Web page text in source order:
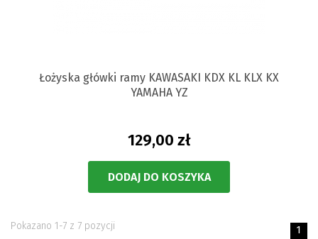
Łożyska główki ramy KAWASAKI KDX KL KLX KX
YAMAHA YZ
129,00 zł
DODAJ DO KOSZYKA
Pokazano 1-7 z 7 pozycji 1